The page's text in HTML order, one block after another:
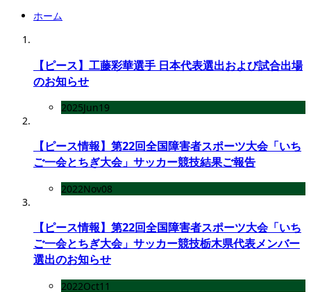
ホーム
【ピース】工藤彩華選手 日本代表選出および試合出場
のお知らせ
2025Jun19
【ピース情報】第22回全国障害者スポーツ大会「いち
ご一会とちぎ大会」サッカー競技結果ご報告
2022Nov08
【ピース情報】第22回全国障害者スポーツ大会「いち
ご一会とちぎ大会」サッカー競技栃木県代表メンバー
選出のお知らせ
2022Oct11